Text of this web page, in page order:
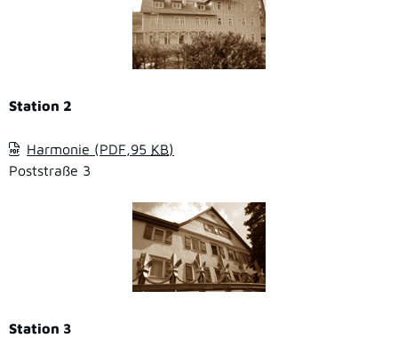
Station 2
Harmonie (PDF,95 KB)
Poststraße 3
Station 3